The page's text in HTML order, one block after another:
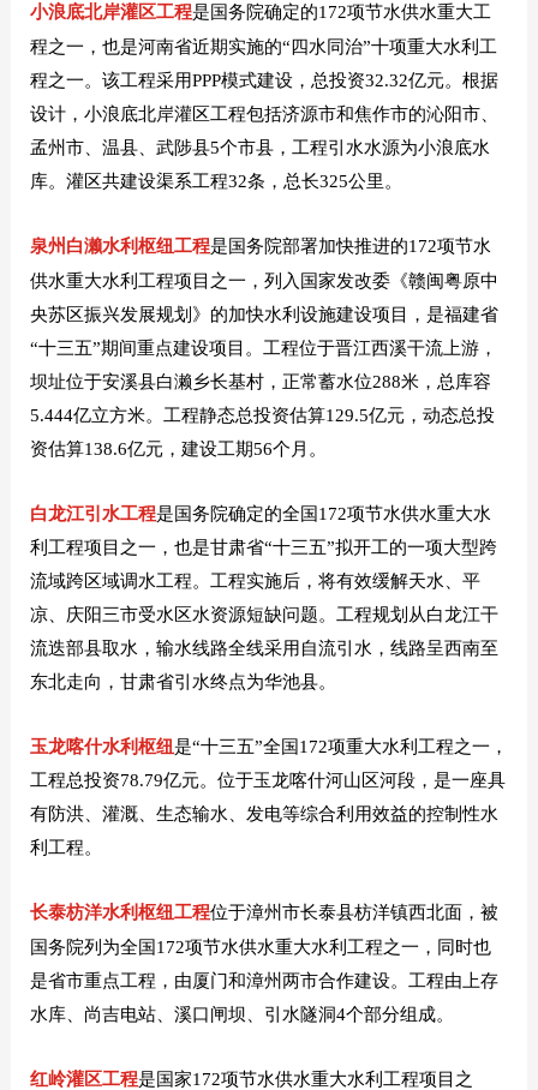
小浪底北岸灌区工程是国务院确定的172项节水供水重大工
程之一，也是河南省近期实施的“四水同治”十项重大水利工
程之一。该工程采用PPP模式建设，总投资32.32亿元。根据
设计，小浪底北岸灌区工程包括济源市和焦作市的沁阳市、
孟州市、温县、武陟县5个市县，工程引水水源为小浪底水
库。灌区共建设渠系工程32条，总长325公里。
泉州白濑水利枢纽工程是国务院部署加快推进的172项节水
供水重大水利工程项目之一，列入国家发改委《赣闽粤原中
央苏区振兴发展规划》的加快水利设施建设项目，是福建省
“十三五”期间重点建设项目。工程位于晋江西溪干流上游，
坝址位于安溪县白濑乡长基村，正常蓄水位288米，总库容
5.444亿立方米。工程静态总投资估算129.5亿元，动态总投
资估算138.6亿元，建设工期56个月。
白龙江引水工程是国务院确定的全国172项节水供水重大水
利工程项目之一，也是甘肃省“十三五”拟开工的一项大型跨
流域跨区域调水工程。工程实施后，将有效缓解天水、平
凉、庆阳三市受水区水资源短缺问题。工程规划从白龙江干
流迭部县取水，输水线路全线采用自流引水，线路呈西南至
东北走向，甘肃省引水终点为华池县。
玉龙喀什水利枢纽是“十三五”全国172项重大水利工程之一，
工程总投资78.79亿元。位于玉龙喀什河山区河段，是一座具
有防洪、灌溉、生态输水、发电等综合利用效益的控制性水
利工程。
长泰枋洋水利枢纽工程位于漳州市长泰县枋洋镇西北面，被
国务院列为全国172项节水供水重大水利工程之一，同时也
是省市重点工程，由厦门和漳州两市合作建设。工程由上存
水库、尚吉电站、溪口闸坝、引水隧洞4个部分组成。
红岭灌区工程是国家172项节水供水重大水利工程项目之